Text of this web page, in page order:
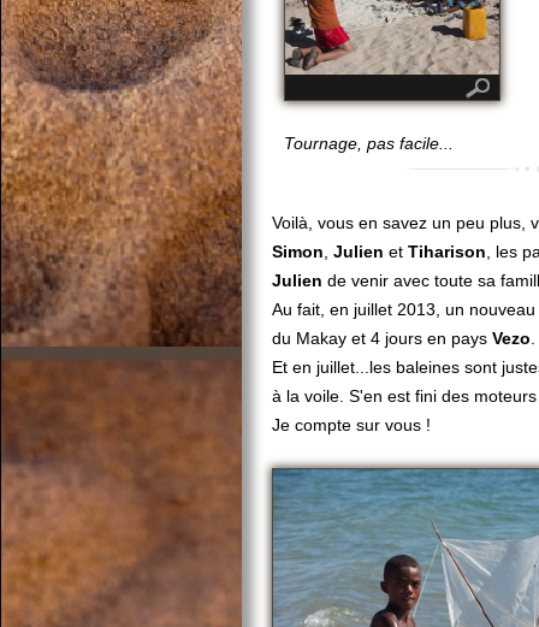
Tournage, pas facile...
Voilà, vous en savez un peu plus,
Simon Julien et Tiharison , les
Julien de venir avec toute sa
Au fait, en juillet 2013, un
du Makay et 4 jours en pays Vezo
Et en juillet...les baleines sont
à la voile. S'en est fini des
Je compte sur vous !